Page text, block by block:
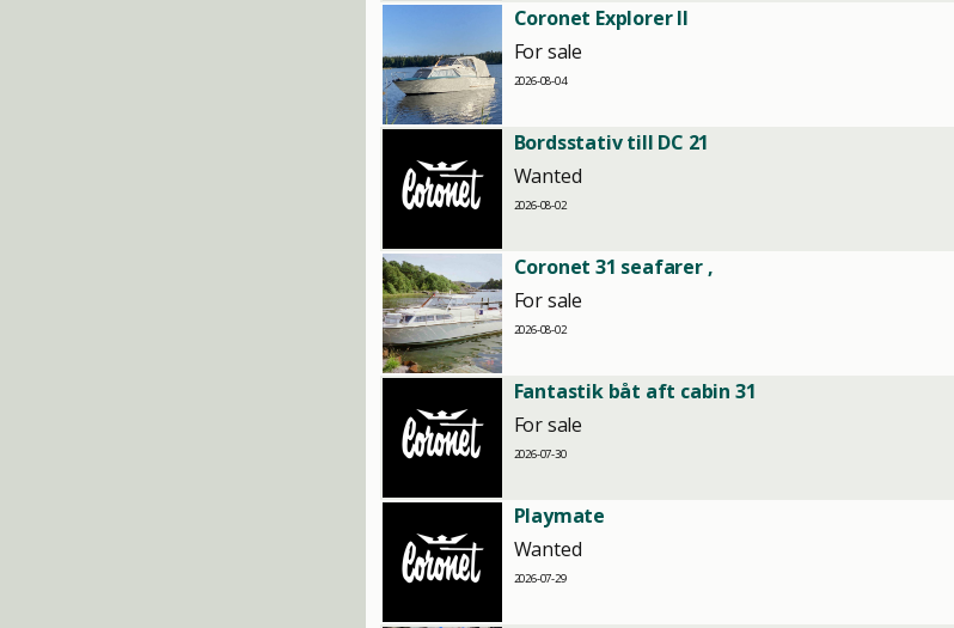
Coronet Explorer II
For sale
2026-08-04
Bordsstativ till DC 21
Wanted
2026-08-02
Coronet 31 seafarer ,
For sale
2026-08-02
Fantastik båt aft cabin 31
For sale
2026-07-30
Playmate
Wanted
2026-07-29